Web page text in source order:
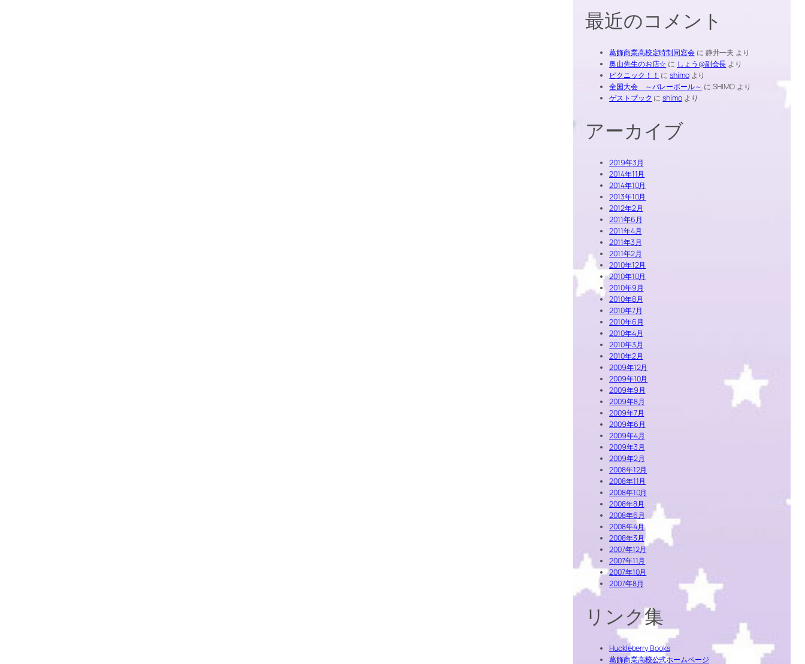
最近のコメント
葛飾商業高校定時制同窓会に 静井一夫 より
奥山先生のお店☆ に しょう@副会長 より
ピクニック！！ にshimoより
全国大会 ～バレーボール～ に SHIMO より
ゲストブック にshimoより
アーカイブ
2019年3月
2014年11月
2014年10月
2013年10月
2012年2月
2011年6月
2011年4月
2011年3月
2011年2月
2010年12月
2010年10月
2010年9月
2010年8月
2010年7月
2010年6月
2010年4月
2010年3月
2010年2月
2009年12月
2009年10月
2009年9月
2009年8月
2009年7月
2009年6月
2009年4月
2009年3月
2009年2月
2008年12月
2008年11月
2008年10月
2008年8月
2008年6月
2008年4月
2008年3月
2007年12月
2007年11月
2007年10月
2007年8月
リンク集
Huckleberry Books
葛飾商業高校公式ホームページ